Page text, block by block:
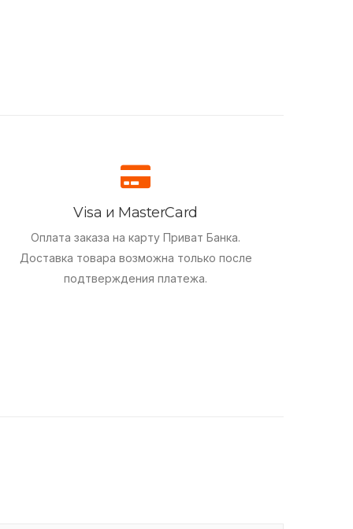
Visa и MasterCard
Оплата заказа на карту Приват Банка.
Доставка товара возможна только после
подтверждения платежа.